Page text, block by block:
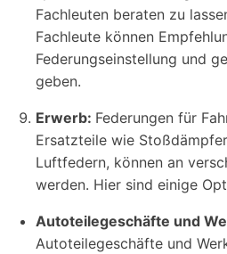
Fachleuten beraten zu
Fachleute können
Federungseinstellung und
geben.
Erwerb: Federungen für
Ersatzteile wie
Luftfedern, können an
werden. Hier sind einige
Autoteilegeschäfte und
Autoteilegeschäfte und